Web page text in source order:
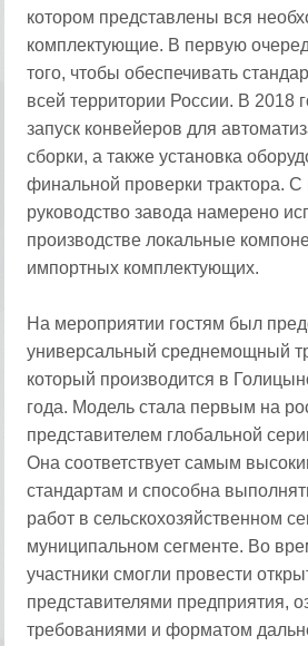
котором представлены вся
комплектующие. В первую
того, чтобы обеспечивать
всей территории России. В 2018
запуск конвейеров для
сборки, а также установка
финальной проверки трактора. С
руководство завода намерено
производстве локальные
импортных комплектующих.
На мероприятии гостям был
универсальный среднемощный
который производится в
года. Модель стала первым на
представителем глобальной
Она соответствует самым
стандартам и способна
работ в сельскохозяйственном
муниципальном сегменте. Во
участники смогли провести
представителями предприятия,
требованиями и форматом